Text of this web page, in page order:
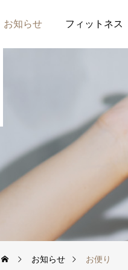
お知らせ フィットネス
お知らせ お便り